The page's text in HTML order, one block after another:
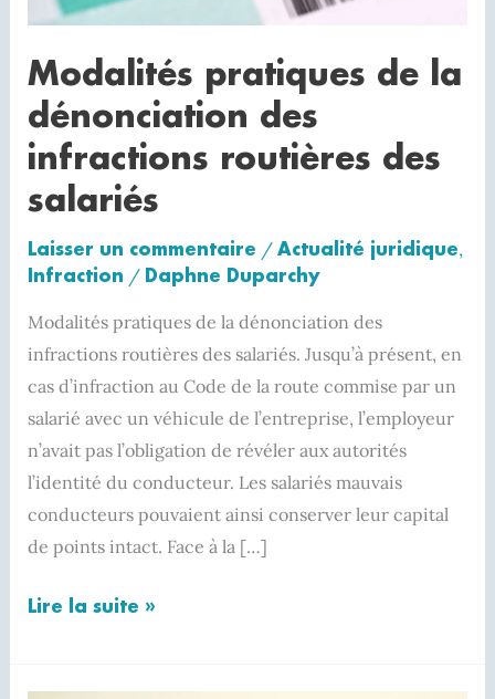
Modalités pratiques de la
dénonciation des
infractions routières des
salariés
Laisser un commentaire / Actualité juridique,
Infraction / Daphne Duparchy
Modalités pratiques de la dénonciation des
infractions routières des salariés. Jusqu’à présent, en
cas d’infraction au Code de la route commise par un
salarié avec un véhicule de l’entreprise, l’employeur
n’avait pas l’obligation de révéler aux autorités
l’identité du conducteur. Les salariés mauvais
conducteurs pouvaient ainsi conserver leur capital
de points intact. Face à la […]
des
salariés
Lire la suite »